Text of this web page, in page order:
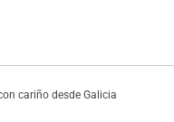
cariño desde Galicia